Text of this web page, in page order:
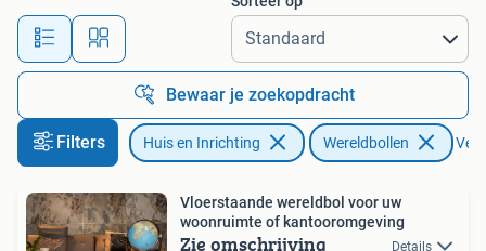
Alle afstanden…
Bewaar je zoekopdracht
Filters Huis en Inrichting Wereldbollen
Vloerstaande wereldbol voor uw
woonruimte of kantooromgeving
Zie omschrijving Details